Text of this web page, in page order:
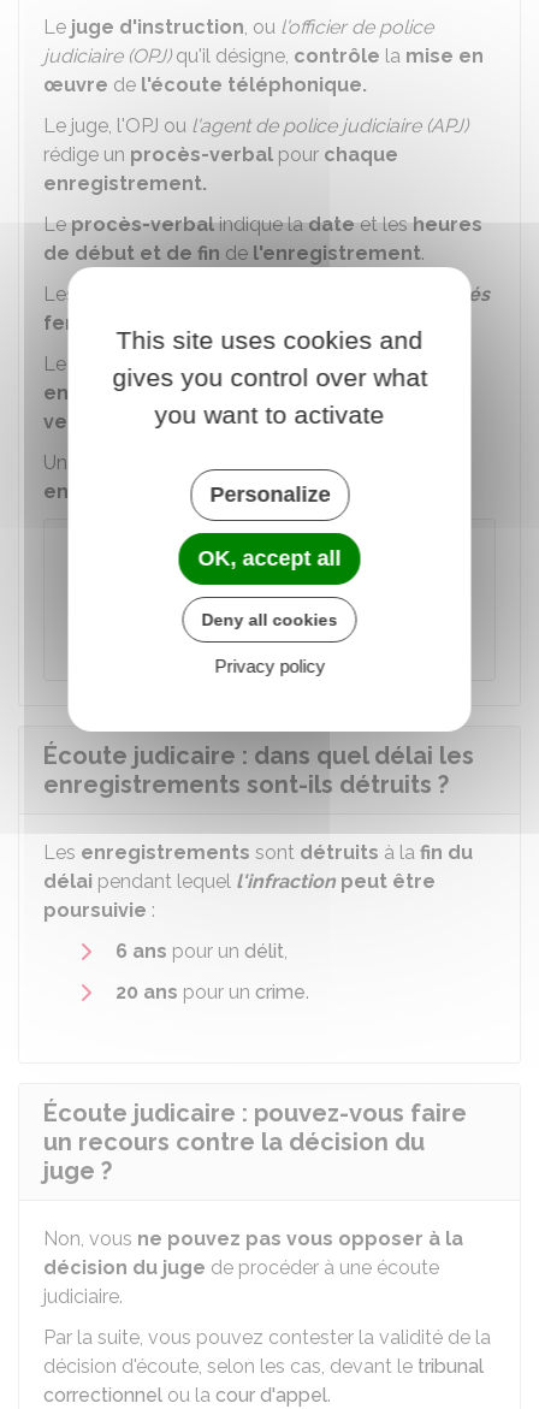
Le juge d'instruction, ou l'officier de police
judiciaire (OPJ)qu'il désigne, contrôle la mise en
œuvre de l'écoute téléphonique.
Le juge, l'OPJ ou l'agent de police judiciaire (APJ)
rédige un procès-verbal pour chaque
enregistrement.
Le procès-verbalindique ladateet lesheures
de début et de fin de l'enregistrement.
Les
scellés
fermés
Le juge, l'OPJ ou l'APJ
transcrivent Ies
enregistrementsetrédigent un procès-
verbal
Un interprète
enregistrements en langue étrangère
À savoir
Le juge d'instruction doit informer le
s'il décide de mettre sur écoute un
Écoute judicaire : dans quel délai les
enregistrements sont-ils détruits ?
Les enregistrements sont détruits à la fin du
délai pendant lequel l'infractionpeut être
poursuivie :
6 ans pour un délit,
20 ans pour un crime.
Écoute judicaire : pouvez-vous faire
un recours contre la décision du
juge ?
Non, vous ne pouvez pas vous opposer à la
décision du juge de procéder à une écoute
judiciaire.
Par la suite, vous pouvez contester la validité de la
décision d'écoute, selon les cas, devant le tribunal
correctionnel ou la cour d'appel.
This site uses cookies and
gives you control over what
you want to activate
Personalize
OK, accept all
Deny all cookies
Privacy policy